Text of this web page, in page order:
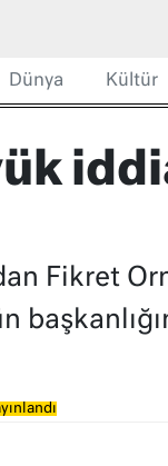
Dünya Kültür
Fikret